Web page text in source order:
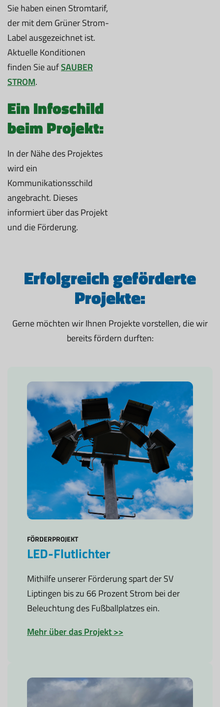
Sie haben einen Stromtarif,
der mit dem Grüner Strom-
Label ausgezeichnet ist.
Aktuelle Konditionen
finden Sie aufSAUBER
STROM.
Ein Infoschild
beim Projekt:
In der Nähe des Projektes
wird ein
Kommunikationsschild
angebracht. Dieses
informiert über das Projekt
und die Förderung.
Erfolgreich geförderte
Projekte:
Gerne möchten wir Ihnen Projekte vorstellen, die wir
bereits fördern durften:
FÖRDERPROJEKT
LED-Flutlichter
Mithilfe unserer Förderung spart der SV
Liptingen bis zu 66 Prozent Strom bei der
Beleuchtung des Fußballplatzes ein.
Mehr über das Projekt >>